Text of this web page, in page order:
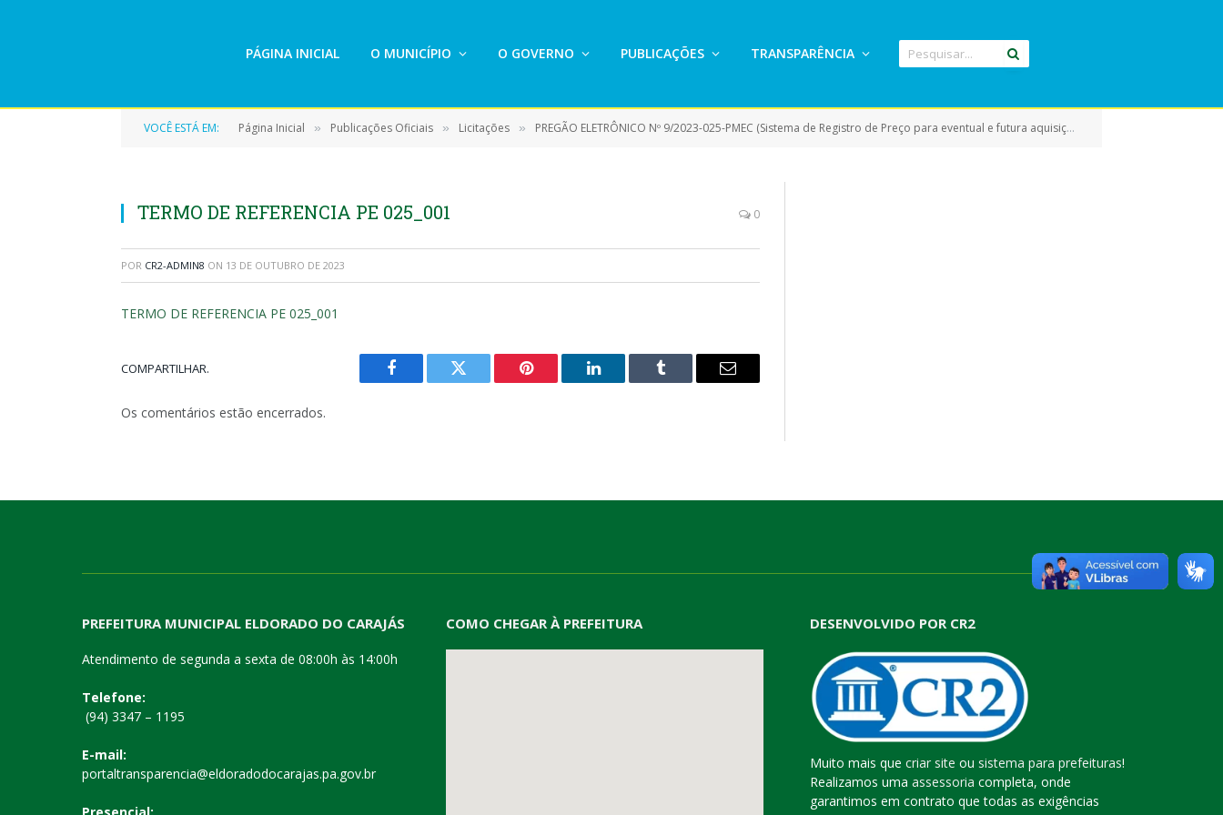
PÁGINA INICIAL O MUNICÍPIO O GOVERNO PUBLICAÇÕES TRANSPARÊNCIA
VOCÊ ESTÁ EM: Página Inicial » Publicações Oficiais » Licitações » PREGÃO ELETRÔNICO Nº 9/2023-025-PMEC (Sistema de Registro de Preço para eventual e futura aquisição de asfalto frio ensacado para pequenos reparos de vias urbanas com pavimentação asfáltica em atendimento à Secretaria Municipal SEMUD do Município de Eldorado do Carajás-PA)
TERMO DE REFERENCIA PE 025_001 0
POR CR2-ADMIN8 ON 13 DE OUTUBRO DE 2023
TERMO DE REFERENCIA PE 025_001
COMPARTILHAR.
Facebook Twitter Pinterest LinkedIn Tumblr
E-
Os comentários estão encerrados.
PREFEITURA MUNICIPAL ELDORADO DO CARAJÁS
Atendimento de segunda a sexta de 08:00h às 14:00h
Telefone:
(94) 3347 – 1195
E-mail:
portaltransparencia@eldoradodocarajas.pa.gov.br
COMO CHEGAR À PREFEITURA DESENVOLVIDO POR CR2
Muito mais que criar site ou sistema para prefeituras!
Realizamos uma assessoria completa, onde
garantimos em contrato que todas as exigências